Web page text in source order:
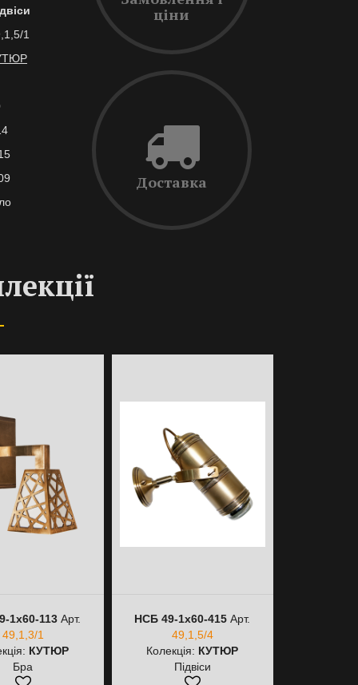
1
ціни
Доставка
1х60-113Арт.
49,1,3/1
КУТЮР
Бра
НСБ 49-1х60-415 Арт.
49,1,5/4
Колекція: КУТЮР
Підвіси